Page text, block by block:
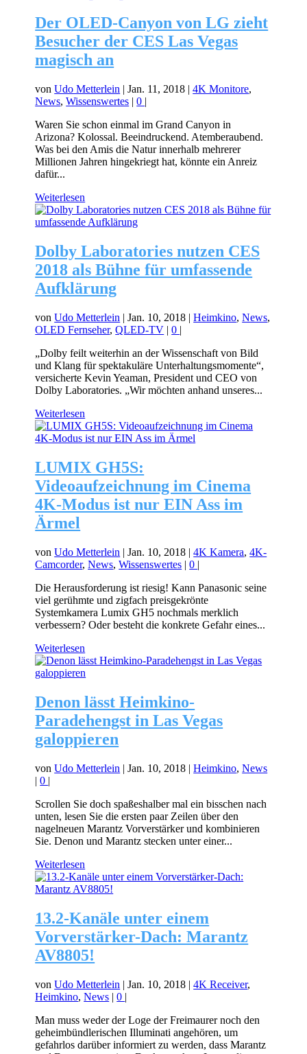
Der OLED-Canyon von LG zieht
Besucher der CES Las Vegas
magisch an
vonUdo Metterlein |Jan. 11, 2018 |4K Monitore,
News,Wissenswertes |0 |
Waren Sie schon einmal im Grand Canyon in
Arizona? Kolossal. Beeindruckend. Atemberaubend.
Was bei den Amis die Natur innerhalb mehrerer
Millionen Jahren hingekriegt hat, könnte ein Anreiz
dafür...
Weiterlesen
Dolby Laboratories nutzen CES
2018 als Bühne für umfassende
Aufklärung
vonUdo Metterlein |Jan. 10, 2018 |Heimkino,News,
OLED Fernseher,QLED-TV |0 |
„Dolby feilt weiterhin an der Wissenschaft von Bild
und Klang für spektakuläre Unterhaltungsmomente“,
versicherte Kevin Yeaman, President und CEO von
Dolby Laboratories. „Wir möchten anhand unseres...
Weiterlesen
LUMIX GH5S:
Videoaufzeichnung im Cinema
4K-Modus ist nur EIN Ass im
Ärmel
vonUdo Metterlein |Jan. 10, 2018 |4K Kamera,4K-
Camcorder,News,Wissenswertes |0 |
Die Herausforderung ist riesig! Kann Panasonic seine
viel gerühmte und zigfach preisgekrönte
Systemkamera Lumix GH5 nochmals merklich
verbessern? Oder besteht die konkrete Gefahr eines...
Weiterlesen
Denon lässt Heimkino-
Paradehengst in Las Vegas
galoppieren
vonUdo Metterlein |Jan. 10, 2018 |Heimkino,News
|0 |
Scrollen Sie doch spaßeshalber mal ein bisschen nach
unten, lesen Sie die ersten paar Zeilen über den
nagelneuen Marantz Vorverstärker und kombinieren
Sie. Denon und Marantz stecken unter einer...
Weiterlesen
13.2-Kanäle unter einem
Vorverstärker-Dach: Marantz
AV8805!
vonUdo Metterlein |Jan. 10, 2018 |4K Receiver,
Heimkino,News |0 |
Man muss weder der Loge der Freimaurer noch den
geheimbündlerischen Illuminati angehören, um
gefahrlos darüber informiert zu werden, dass Marantz